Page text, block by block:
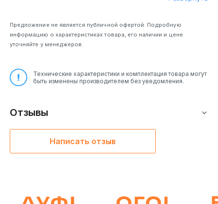
При обнаружении отключившегося от Mesh-системы
устройства вся система автоматически выполняет
перепланировку для обеспечения стабильного
шифрование:
WPA-PSK/WPA2-
PSK/WPA3-SAE
Предложение не является публичной офертой. Подробную
информацию о характеристиках товара, его наличии и цене
уточняйте у менеджеров.
Технические характеристики и комплектация товара могут
быть изменены производителем без уведомления.
Отзывы
Написать отзыв